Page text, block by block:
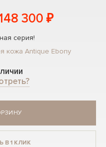
300 ₽
серия!
кожа Antique Ebony
В 1 КЛИК